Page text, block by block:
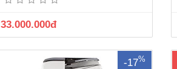
33.000.000đ
-17%
máy tính qua USB 2.0, RJ45( mạng)Bộ tự
và đảo bản gốc ( Có sẵn)Khổ giấy sao